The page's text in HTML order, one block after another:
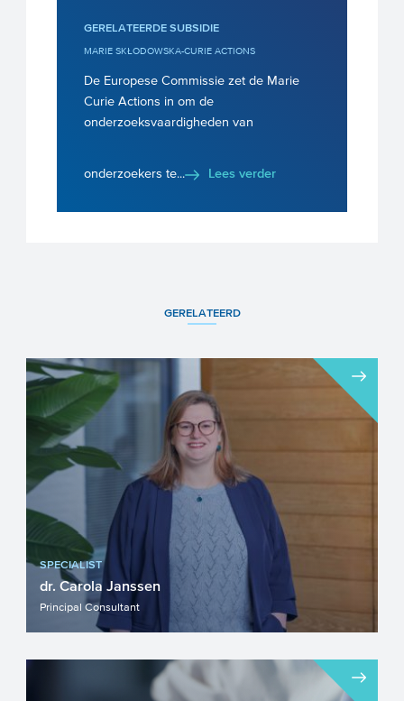
GERELATEERDE SUBSIDIE
MARIE SKŁODOWSKA-CURIE ACTIONS
De Europese Commissie zet de Marie
Curie Actions in om de
onderzoeksvaardigheden van
onderzoekers te... Lees verder
GERELATEERD
SPECIALIST
dr. Carola Janssen
Principal Consultant